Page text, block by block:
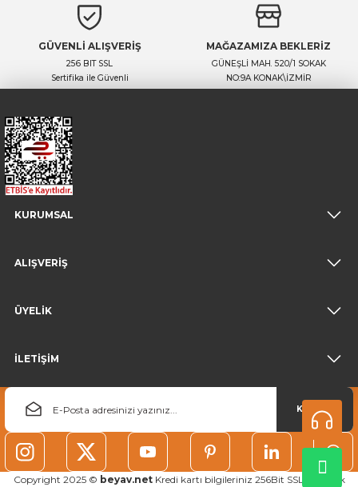
GÜVENLİ ALIŞVERİŞ
256 BIT SSL
Sertifika ile Güvenli
MAĞAZAMIZA BEKLERİZ
GÜNEŞLİ MAH. 520/1 SOKAK
NO:9A KONAK\İZMİR
KURUMSAL
ALIŞVERİŞ
ÜYELİK
İLETİŞİM
KAYDOL
Copyright 2025 © beyav.netKredi kartı bilgileriniz 256Bit SSL güvenlik